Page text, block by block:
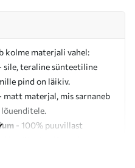
kolme materjali vahel:
sile, teraline sünteetiline
pind on läikiv.
matt materjal, mis sarnaneb
- 100% puuvillast